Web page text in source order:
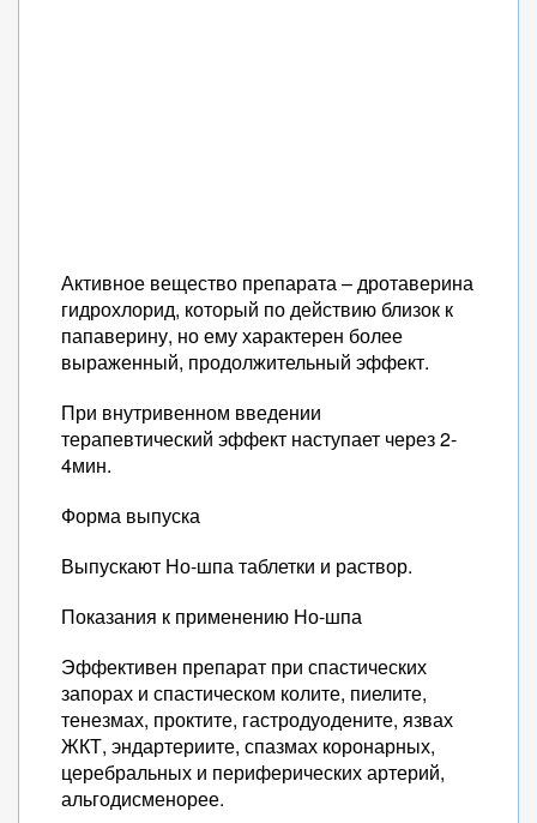
Активное вещество препарата – дротаверина
гидрохлорид, который по действию близок к
папаверину, но ему характерен более
выраженный, продолжительный эффект.
При внутривенном введении
терапевтический эффект наступает через 2-
4мин.
Форма выпуска
Выпускают Но-шпа таблетки и раствор.
Показания к применению Но-шпа
Эффективен препарат при спастических
запорах и спастическом колите, пиелите,
тенезмах, проктите, гастродуодените, язвах
ЖКТ, эндартериите, спазмах коронарных,
церебральных и периферических артерий,
альгодисменорее.